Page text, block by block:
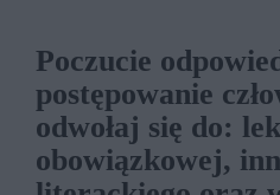
Poczucie
postępowanie
odwołaj się do:
obowiązkowej,